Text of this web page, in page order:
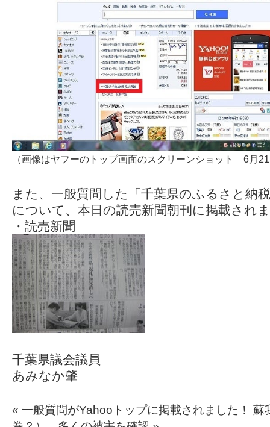
（画像はヤフーのトップ画面のスクリーンショット 6月
また、一般質問した「千葉県のふるさと納
について、本日の読売新聞朝刊に掲載され
・読売新聞
千葉県議会議員
あみなか肇
« 一般質問がYahooトップに掲載されました！ 蘇